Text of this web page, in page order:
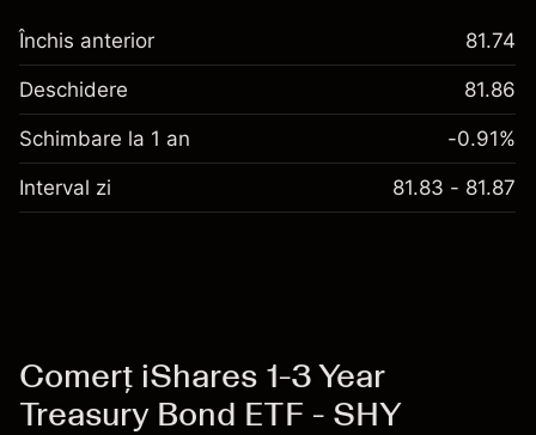
Comisioane
Închis anterior 81.74
Deschidere 81.86
Schimbare la 1 an -0.91%
Interval zi 81.83 - 81.87
Comerț iShares 1-3 Year
Treasury Bond ETF - SHY